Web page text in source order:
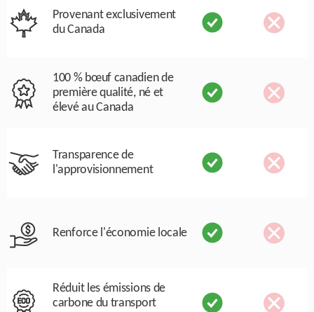
Provenant exclusivement
du Canada
100 % bœuf canadien de
première qualité, né et
élevé au Canada
Transparence de
l'approvisionnement
Renforce l'économie locale
Réduit les émissions de
carbone du transport